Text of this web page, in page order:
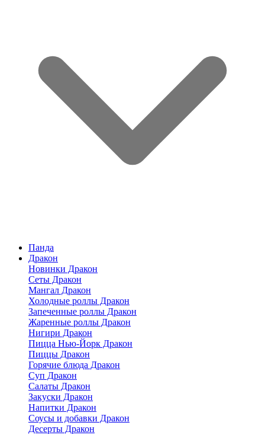
Панда
Дракон
Новинки Дракон
Сеты Дракон
Мангал Дракон
Холодные роллы Дракон
Запеченные роллы Дракон
Жаренные роллы Дракон
Нигири Дракон
Пицца Нью-Йорк Дракон
Пиццы Дракон
Горячие блюда Дракон
Суп Дракон
Салаты Дракон
Закуски Дракон
Напитки Дракон
Соусы и добавки Дракон
Десерты Дракон